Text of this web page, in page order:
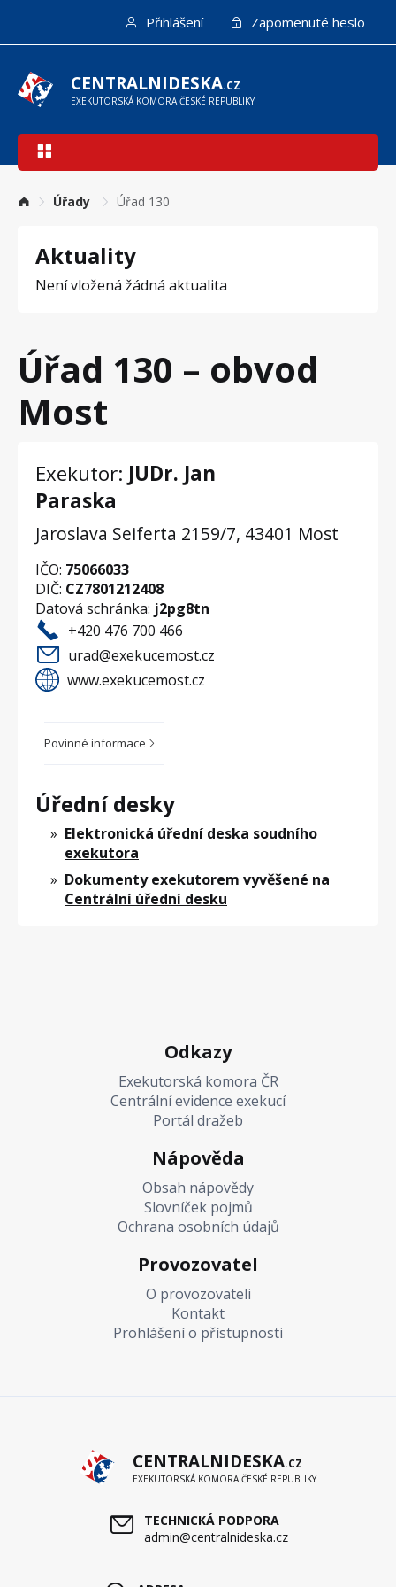
hlavnímu
obsahu
Přihlášení Zapomenuté heslo
CENTRALNIDESKA.CZ
EXEKUTORSKÁ KOMORA ČESKÉ REPUBLIKY
Hlavní
navigace
Úřady Úřad 130
Aktuality
Není vložená žádná aktualita
Úřad 130 – obvod
Most
Exekutor: JUDr. Jan
Paraska
Jaroslava Seiferta 2159/7, 43401 Most
IČO: 75066033
DIČ: CZ7801212408
Datová schránka: j2pg8tn
+420 476 700 466
urad@exekucemost.cz
www.exekucemost.cz
Povinné informace
Úřední desky
Elektronická úřední deska soudního
exekutora
Dokumenty exekutorem vyvěšené na
Centrální úřední desku
Odkazy
Exekutorská komora ČR
Centrální evidence exekucí
Portál dražeb
Nápověda
Obsah nápovědy
Slovníček pojmů
Ochrana osobních údajů
Provozovatel
O provozovateli
Kontakt
Prohlášení o přístupnosti
CENTRALNIDESKA.CZ
EXEKUTORSKÁ KOMORA ČESKÉ REPUBLIKY
TECHNICKÁ PODPORA
admin@centralnideska.cz